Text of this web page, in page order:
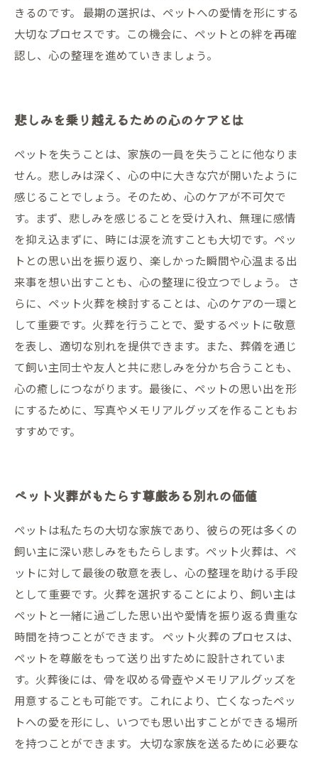
きるのです。 最期の選択は、ペットへの愛情を形にする
大切なプロセスです。この機会に、ペットとの絆を再確
認し、心の整理を進めていきましょう。
悲しみを乗り越えるための心のケアとは
ペットを失うことは、家族の一員を失うことに他なりま
せん。悲しみは深く、心の中に大きな穴が開いたように
感じることでしょう。そのため、心のケアが不可欠で
す。まず、悲しみを感じることを受け入れ、無理に感情
を抑え込まずに、時には涙を流すことも大切です。ペッ
トとの思い出を振り返り、楽しかった瞬間や心温まる出
来事を想い出すことも、心の整理に役立つでしょう。 さ
らに、ペット火葬を検討することは、心のケアの一環と
して重要です。火葬を行うことで、愛するペットに敬意
を表し、適切な別れを提供できます。また、葬儀を通じ
て飼い主同士や友人と共に悲しみを分かち合うことも、
心の癒しにつながります。最後に、ペットの思い出を形
にするために、写真やメモリアルグッズを作ることもお
すすめです。
ペット火葬がもたらす尊厳ある別れの価値
ペットは私たちの大切な家族であり、彼らの死は多くの
飼い主に深い悲しみをもたらします。ペット火葬は、ペ
ットに対して最後の敬意を表し、心の整理を助ける手段
として重要です。火葬を選択することにより、飼い主は
ペットと一緒に過ごした思い出や愛情を振り返る貴重な
時間を持つことができます。 ペット火葬のプロセスは、
ペットを尊厳をもって送り出すために設計されていま
す。火葬後には、骨を収める骨壺やメモリアルグッズを
用意することも可能です。これにより、亡くなったペッ
トへの愛を形にし、いつでも思い出すことができる場所
を持つことができます。 大切な家族を送るために必要な